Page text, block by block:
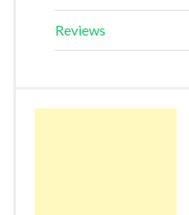
Reviews